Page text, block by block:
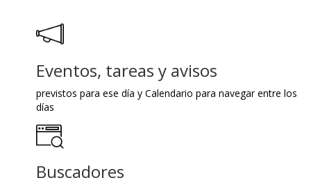
Eventos, tareas y avisos
previstos para ese día y Calendario para navegar entre los
días
Buscadores